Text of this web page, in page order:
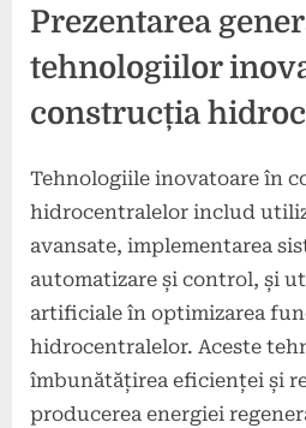
Prezentarea
tehnologiilor
construcția
Tehnologiile inovatoare în
hidrocentralelor includ
avansate, implementarea
automatizare și control, și
artificiale în optimizarea
hidrocentralelor. Aceste
îmbunătățirea eficienței și
producerea energiei